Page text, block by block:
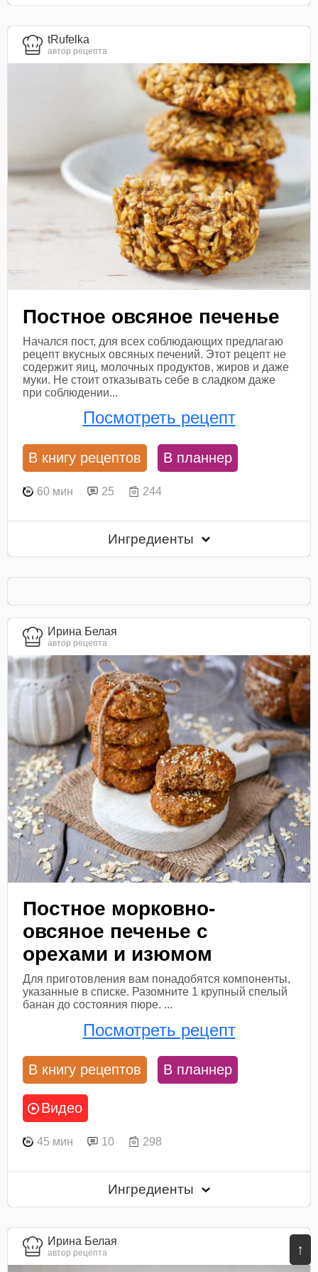
↑
tRufelka
автор рецепта
Постное овсяное печенье
Начался пост, для всех соблюдающих предлагаю
рецепт вкусных овсяных печений. Этот рецепт не
содержит яиц, молочных продуктов, жиров и даже
муки. Не стоит отказывать себе в сладком даже
при соблюдении...
Посмотреть рецепт
В книгу рецептов В планнер
60 мин 25 244
Ингредиенты
Ирина Белая
автор рецепта
Постное морковно-
овсяное печенье с
орехами и изюмом
Для приготовления вам понадобятся компоненты,
указанные в списке. Разомните 1 крупный спелый
банан до состояния пюре. ...
Посмотреть рецепт
В книгу рецептов В планнер
Видео
45 мин 10 298
Ингредиенты
Ирина Белая
автор рецепта